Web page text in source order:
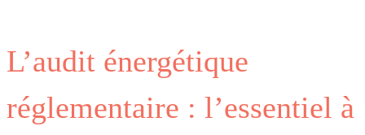
L’audit énergétique
réglementaire : l’essentiel à